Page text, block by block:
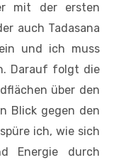
mit der ersten
auch Tadasana
und ich muss
Darauf folgt die
über den
Blick gegen den
ich, wie sich
Energie durch